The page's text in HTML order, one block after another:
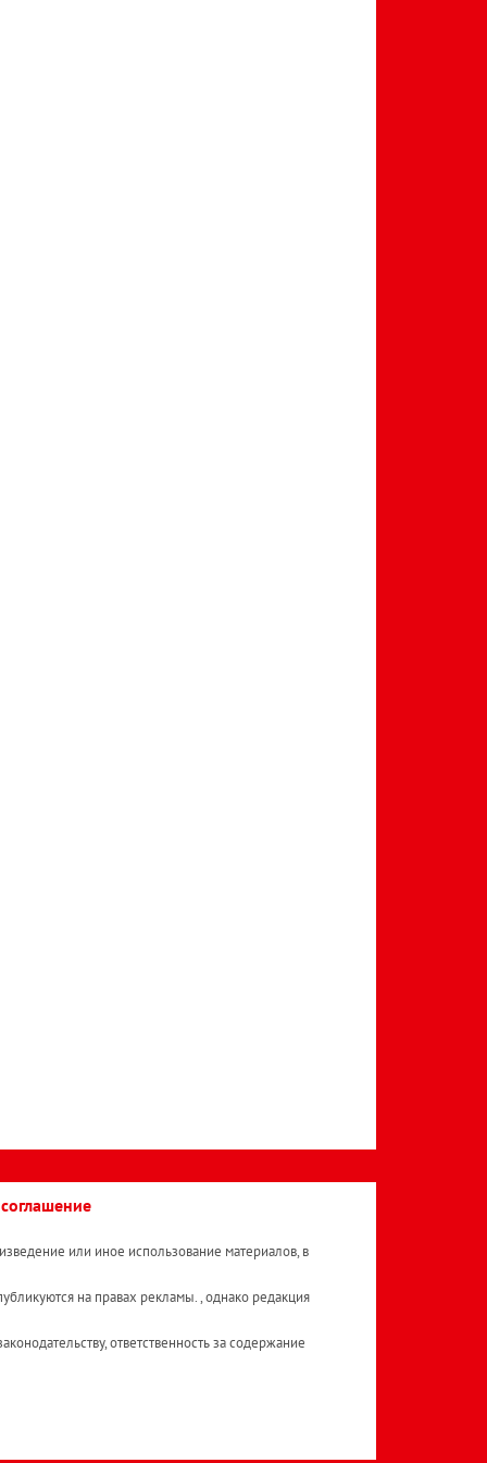
или иное использование материалов, в
на правах рекламы. , однако редакция
ответственность за содержание